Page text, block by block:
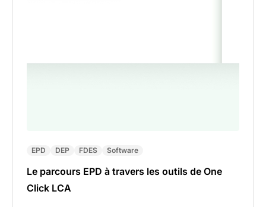
EPD DEP FDES Software
Le parcours EPD à travers les outils de One
Click LCA